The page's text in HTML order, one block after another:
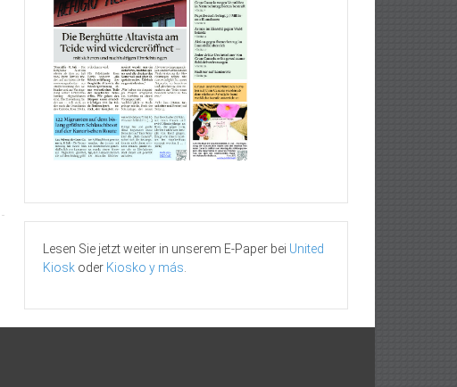
Lesen Sie jetzt weiter in unserem E-Paper bei United
Kiosk oder Kiosko y más